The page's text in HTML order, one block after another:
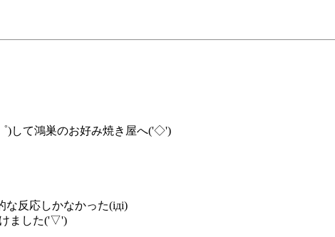
)して鴻巣のお好み焼き屋へ('◇')ゞ
な反応しかなかった(iдi)
ました('▽')